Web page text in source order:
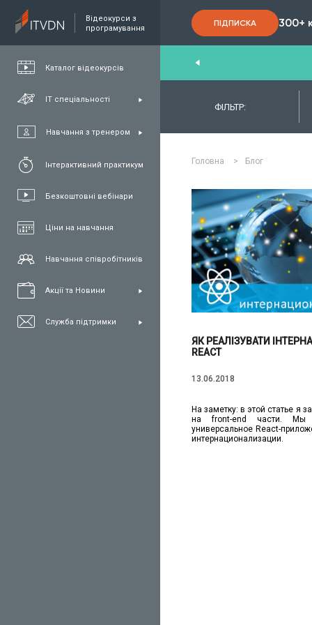
Відеокурси з
програмування
Каталог відеокурсів
ІТ спеціальності
Навчання з тренером
Інтерактивний практикум
Безкоштовні вебінари
Ціни на навчання
Навчання співробітників
Акції та Новини
Служба підтримки
ПІДПИСКА 300+
FullStack C#/.NET Java
ФІЛЬТР:
Головна > Блог
ЧИТАТИ
ЯК РЕАЛІЗУВАТИ
REACT
13.06.2018
На заметку: в этой статье я
на front-end части. Мы
универсальное React-
интернационализации.